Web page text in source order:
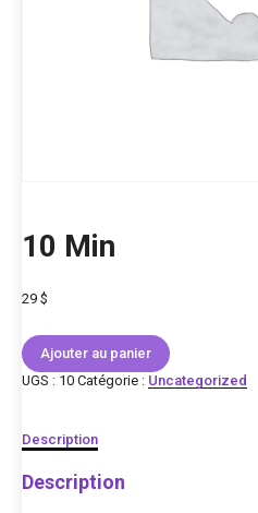
10 Min
29 $
quantité
de
10
Ajouter au panier
UGS : 10 Catégorie : Uncategorized
Description
Description